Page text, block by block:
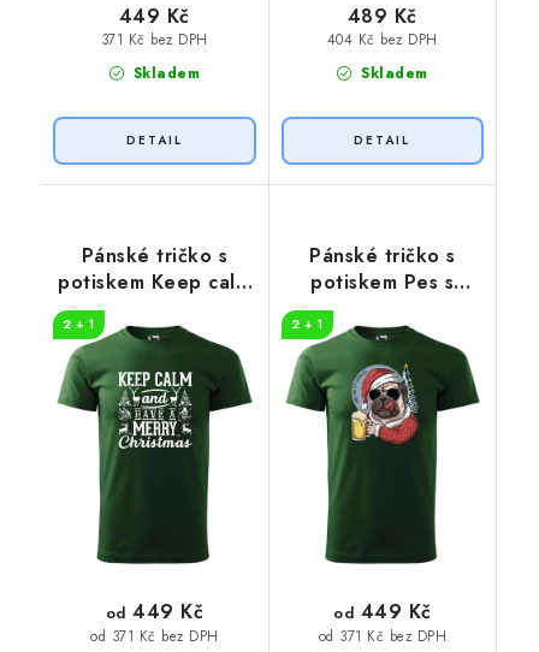
Skladem
371 Kč bez DPH
449 Kč
Skladem
404 Kč bez DPH
489 Kč
Pánské tričko s
potiskem Keep calm
2 + 1
od 371 Kč bez DPH
od 449 Kč
Pánské tričko s
potiskem Pes s
2 + 1
od 371 Kč bez DPH
od 449 Kč